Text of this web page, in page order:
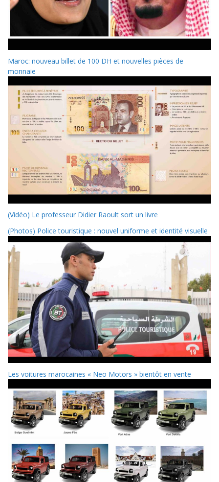
Maroc: nouveau billet de 100 DH et nouvelles pièces de
monnaie
(Vidéo) Le professeur Didier Raoult sort un livre
(Photos) Police touristique : nouvel uniforme et identité visuelle
Les voitures marocaines « Neo Motors » bientôt en vente